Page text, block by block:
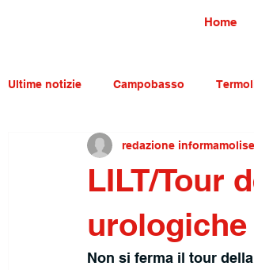
Home
Ultime notizie Campobasso
Economia e lavoro Molise cultura
LILT/Tour
redazione informamolise
Non si ferma il tour